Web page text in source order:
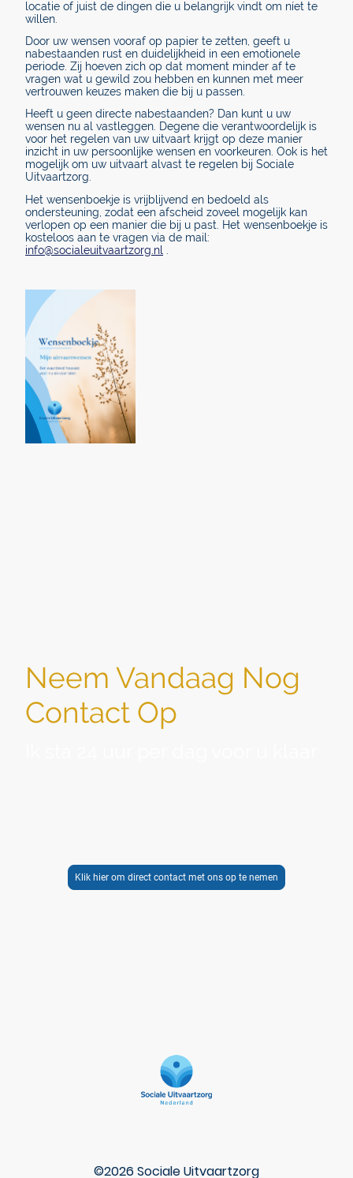
locatie of juist de dingen die u belangrijk vindt om níet te
willen.
Door uw wensen vooraf op papier te zetten, geeft u
nabestaanden rust en duidelijkheid in een emotionele
periode. Zij hoeven zich op dat moment minder af te
vragen wat u gewild zou hebben en kunnen met meer
vertrouwen keuzes maken die bij u passen.
Heeft u geen directe nabestaanden? Dan kunt u uw
wensen nu al vastleggen. Degene die verantwoordelijk is
voor het regelen van uw uitvaart krijgt op deze manier
inzicht in uw persoonlijke wensen en voorkeuren. Ook is het
mogelijk om uw uitvaart alvast te regelen bij Sociale
Uitvaartzorg.
Het wensenboekje is vrijblijvend en bedoeld als
ondersteuning, zodat een afscheid zoveel mogelijk kan
verlopen op een manier die bij u past. Het wensenboekje is
kosteloos aan te vragen via de mail:
info@socialeuitvaartzorg.nl
Neem Vandaag Nog
Contact Op
Klik hier om direct contact met ons op te nemen
©2026 Sociale Uitvaartzorg